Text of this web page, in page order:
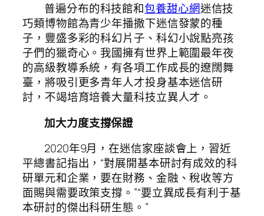
普遍分布的科技館和包養甜心網迷信技
巧類博物館為青少年播撒下迷信發蒙的種
子，豐盛多彩的科幻片子、科幻小說點亮孩
子們的獵奇心。我國擁有世界上範圍最年夜
的高級教導系統，有各項工作成長的遼闊舞
臺，將吸引更多青年人才投身基本迷信研
討，不竭培育培養大量科技立異人才。
加大力度支撐保證
2020年9月，在迷信家座談會上，習近
平總書記指出，“對展開基本研討有成效的科
研單元和企業，要在財務、金融、稅收等方
面賜與需要政策支撐。”“要立異成長有利于基
本研討的傑出科研生態。”